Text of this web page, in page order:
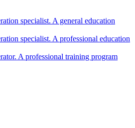
specialist. A general education
specialist. A professional education
A professional training program